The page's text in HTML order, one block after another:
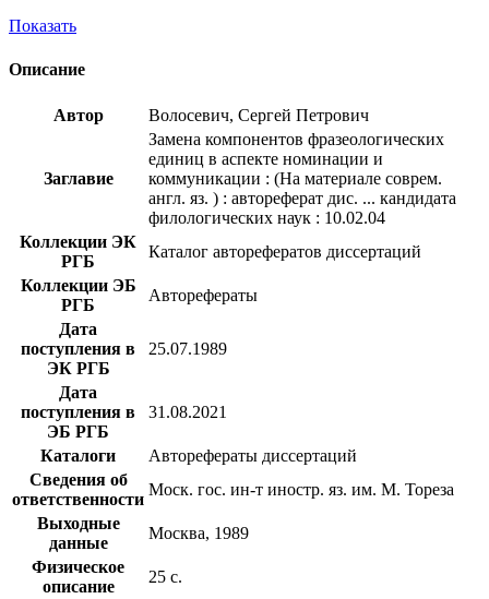
Показать
Описание
Автор Волосевич, Сергей Петрович
Заглавие
Замена компонентов фразеологических
единиц в аспекте номинации и
коммуникации : (На материале соврем.
англ. яз. ) : автореферат дис. ... кандидата
филологических наук : 10.02.04
Коллекции ЭК
РГБ
Каталог авторефератов диссертаций
Коллекции ЭБ
РГБ
Авторефераты
Дата
поступления в
ЭК РГБ
25.07.1989
Дата
поступления в
ЭБ РГБ
31.08.2021
Каталоги
Авторефераты диссертаций
Сведения об
ответственности
Моск. гос. ин-т иностр. яз. им. М. Тореза
Выходные
данные
Москва, 1989
Физическое
описание
25 с.